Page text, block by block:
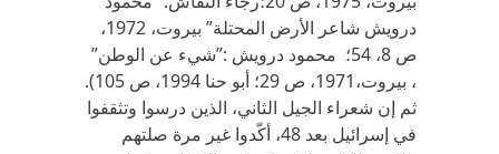
درويش شاعر الأرض المحتلة” بيروت، 1972،
ص 8، 54؛ محمود درويش :”شيء عن الوطن”
، بيروت،1971، ص 29؛ أبو حنا 1994، ص 105).
ثم إن شعراء الجيل الثاني، الذين درسوا وتثقفوا
في إسرائيل بعد 48، أكّدوا غير مرة صلتهم